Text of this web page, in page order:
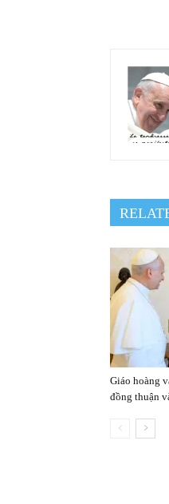
Giáo hoàng
đồng thuận